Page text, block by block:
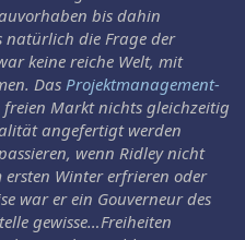
bis dahin
natürlich die Frage der
keine reiche Welt, mit
Das Projektmanagement-
Markt nichts gleichzeitig
angefertigt werden
wenn Ridley nicht
Winter erfrieren oder
war er ein Gouverneur des
gewisse…Freiheiten